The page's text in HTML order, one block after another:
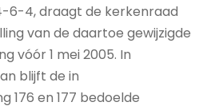
6-4, draagt de kerkenraad
van de daartoe gewijzigde
vóór 1 mei 2005. In
blijft de in
176 en 177 bedoelde